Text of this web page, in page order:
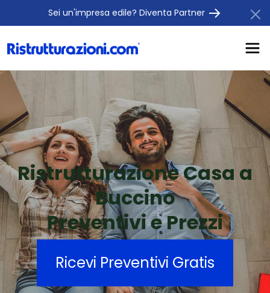
Sei un'impresa edile? Diventa Partner
Ristrutturazione Casa a
Buccino
Preventivi e Prezzi
Ricevi Preventivi Gratis